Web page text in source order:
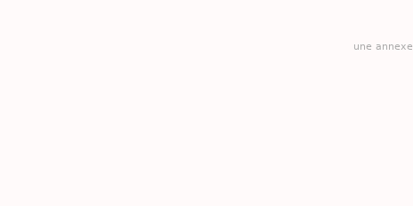
une annexe